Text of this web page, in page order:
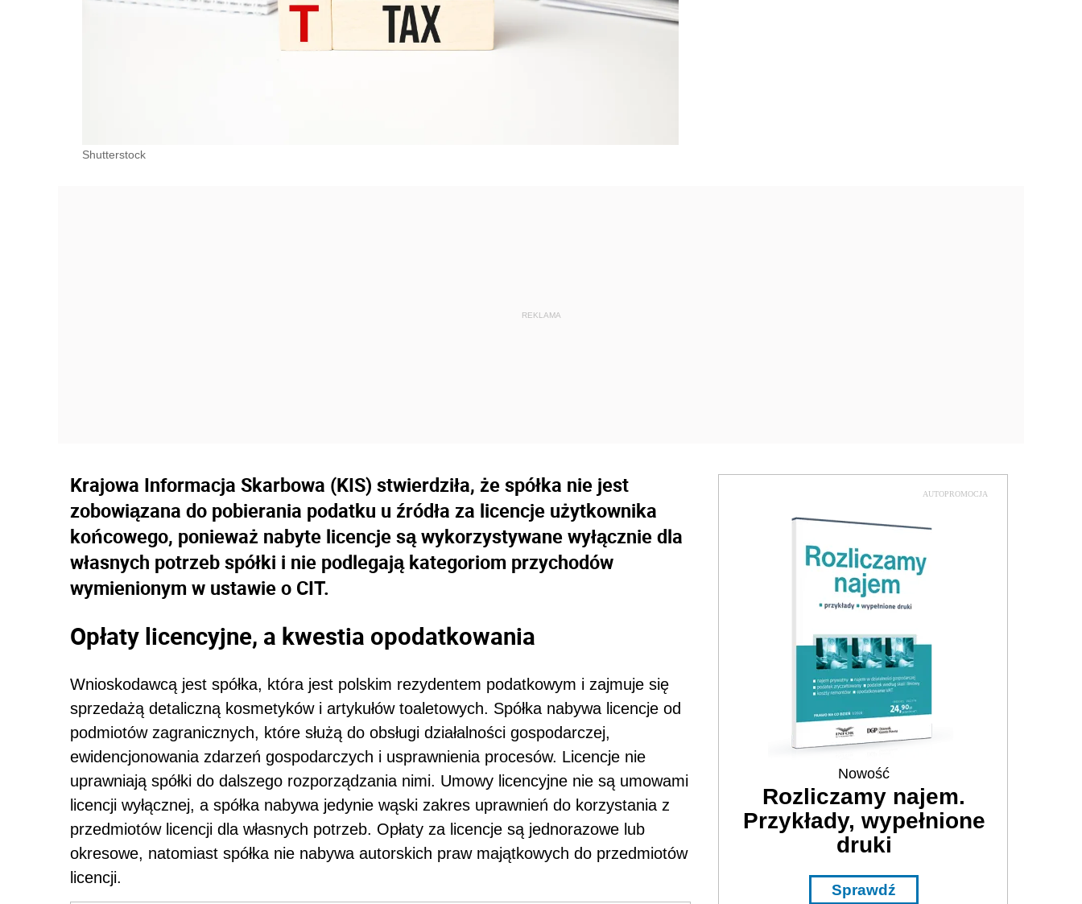
Shutterstock
Krajowa Informacja Skarbowa (KIS) stwierdziła, żespółka nie jest
zobowiązana do pobierania podatku u źródła za licencje użytkownika
końcowego, ponieważ nabyte licencje są wykorzystywane wyłącznie dla
własnych potrzeb spółki i nie podlegają kategoriom przychodów
wymienionym w ustawie o CIT.
Opłaty licencyjne, a kwestia opodatkowania
Wnioskodawcą jest spółka, która jest polskim rezydentem podatkowym i zajmuje się
sprzedażą detaliczną kosmetyków i artykułów toaletowych. Spółka nabywa licencje od
podmiotów zagranicznych, które służą do obsługi działalności gospodarczej,
ewidencjonowania zdarzeń gospodarczych i usprawnienia procesów. Licencje nie
uprawniają spółki do dalszego rozporządzania nimi. Umowy licencyjne nie są umowami
licencji wyłącznej, a spółka nabywa jedynie wąski zakres uprawnień do korzystania z
przedmiotów licencji dla własnych potrzeb. Opłaty za licencje są jednorazowe lub
okresowe, natomiast spółka nie nabywa autorskich praw majątkowych do przedmiotów
licencji.
AUTOPROMOCJA
Nowość
Rozliczamy najem.
Przykłady, wypełnione
druki
Sprawdź